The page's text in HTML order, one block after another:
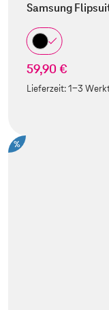
Samsung
59,90 €
Lieferzeit:1-3
%